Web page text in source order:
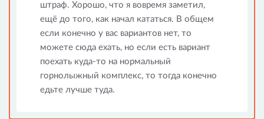
штраф. Хорошо, что я вовремя заметил,
ещё до того, как начал кататься. В общем
если конечно у вас вариантов нет, то
можете сюда ехать, но если есть вариант
поехать куда-то на нормальный
горнолыжный комплекс, то тогда конечно
едьте лучше туда.